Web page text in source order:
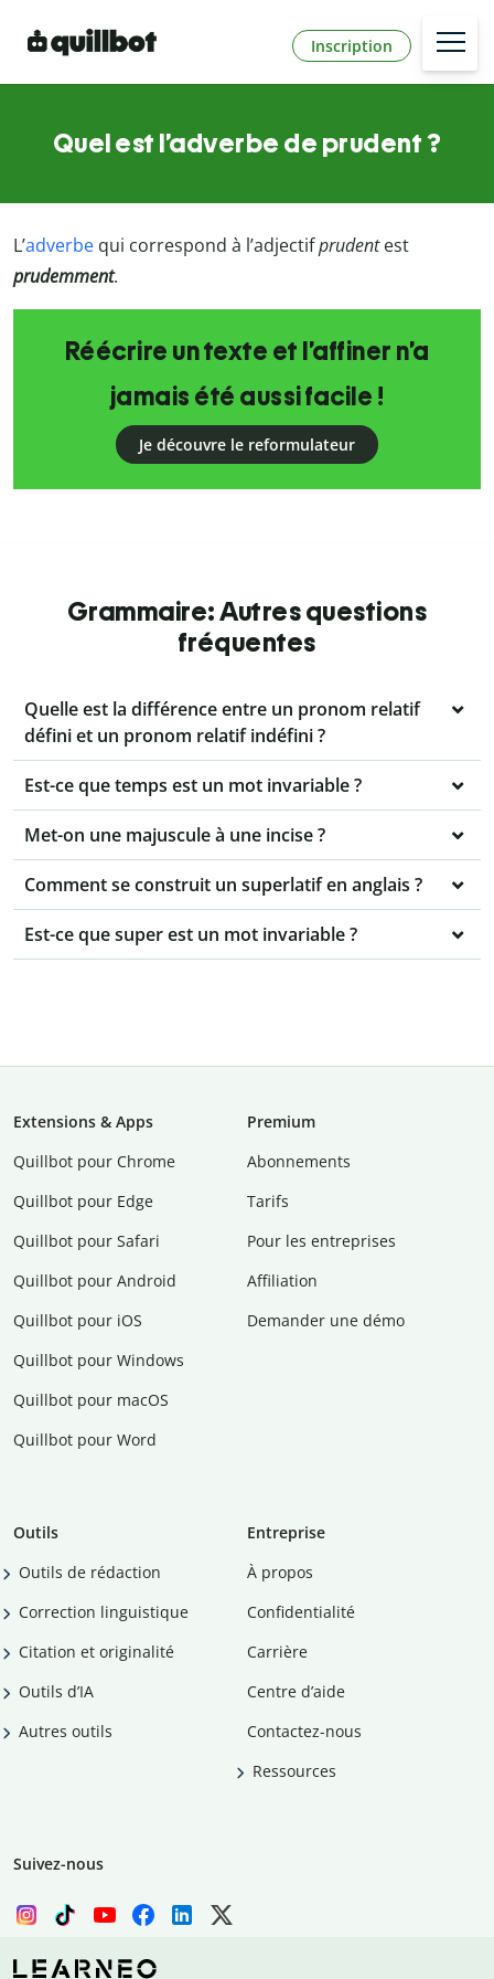
Inscription
Quel est l’adverbe de prudent ?
L’adverbe qui correspond à l’adjectifprudentest
prudemment.
Réécrire un texte et l’affiner n’a
jamais été aussi facile !
Je découvre le reformulateur
Grammaire: Autres questions
fréquentes
Quelle est la différence entre un pronom relatif
défini et un pronom relatif indéfini ?
Est-ce que temps est un mot invariable ?
Met-on une majuscule à une incise ?
Comment se construit un superlatif en anglais ?
Est-ce que super est un mot invariable ?
Extensions & Apps
Quillbot pour Chrome
Quillbot pour Edge
Quillbot pour Safari
Quillbot pour Android
Quillbot pour iOS
Quillbot pour Windows
Quillbot pour macOS
Quillbot pour Word
Premium
Abonnements
Tarifs
Pour les entreprises
Affiliation
Demander une démo
Outils
Outils de rédaction
Correction linguistique
Citation et originalité
Outils d’IA
Autres outils
Entreprise
À propos
Confidentialité
Carrière
Centre d’aide
Contactez-nous
Ressources
Suivez-nous